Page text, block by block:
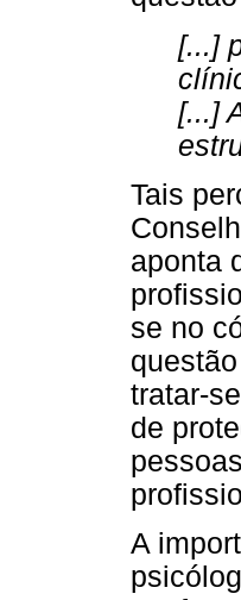
[...]
[...]
Tais
aponta
se no
tratar-
de
A